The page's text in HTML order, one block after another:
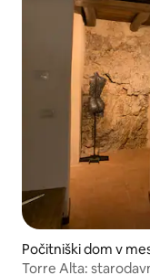
Počitniški dom v
Torre Alta: